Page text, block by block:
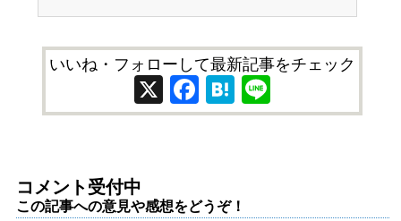
いいね・フォローして最新記事をチェック
X Facebook
Hatena
コメント受付中
この記事への意見や感想をどうぞ！